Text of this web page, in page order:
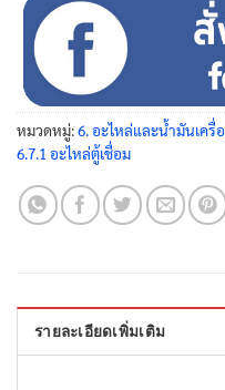
หมวดหมู่:6. อะไหล่และน้ำมันเครื่
6.7.1 อะไหล่ตู้เชื่อม
รายละเอียดเพิ่มเติม